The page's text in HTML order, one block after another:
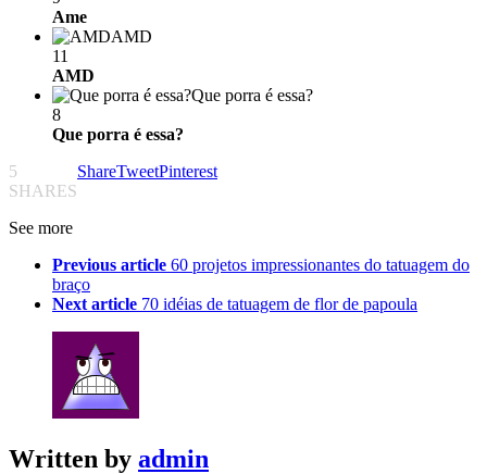
Ame
AMD
11
AMD
Que porra é essa?
8
Que porra é essa?
5
SHARES
ShareTweetPinterest
See more
Previous article 60 projetos impressionantes do tatuagem do
braço
Next article 70 idéias de tatuagem de flor de papoula
Written by admin